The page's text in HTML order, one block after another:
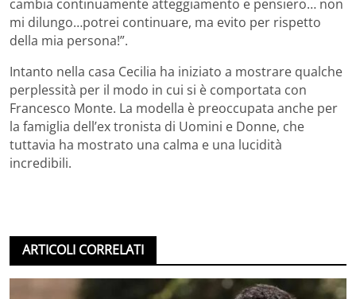
cambia continuamente atteggiamento e pensiero… non
mi dilungo…potrei continuare, ma evito per rispetto
della mia persona!”.
Intanto nella casa Cecilia ha iniziato a mostrare qualche
perplessità per il modo in cui si è comportata con
Francesco Monte. La modella è preoccupata anche per
la famiglia dell’ex tronista di Uomini e Donne, che
tuttavia ha mostrato una calma e una lucidità
incredibili.
ARTICOLI CORRELATI